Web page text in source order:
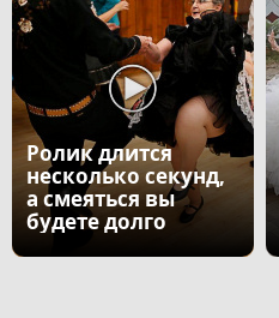
Ролик длится
несколько секунд,
а смеяться вы
будете долго